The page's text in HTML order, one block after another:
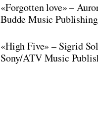
«Forgotten love» –
Budde Music Publishing
«High Five» – Sigrid
Sony/ATV Music